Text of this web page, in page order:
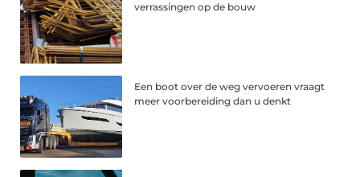
verrassingen op de bouw
Een boot over de weg vervoeren vraagt
meer voorbereiding dan u denkt